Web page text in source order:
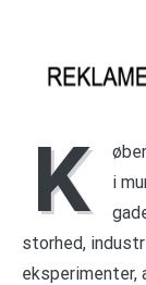
K
i
storhed,
eksperimenter,